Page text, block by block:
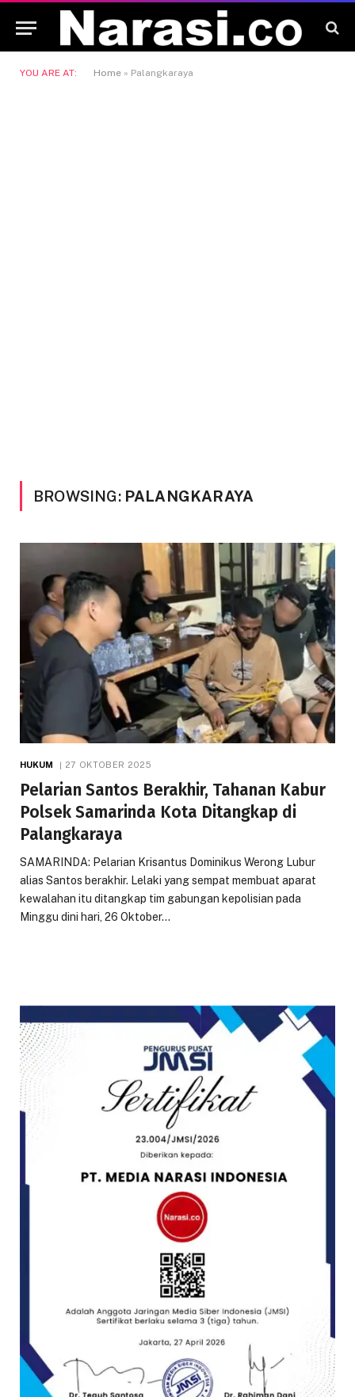
YOU ARE AT: Home » Palangkaraya
BROWSING: PALANGKARAYA
HUKUM 27 OKTOBER 2025
Pelarian Santos Berakhir, Tahanan Kabur
Polsek Samarinda Kota Ditangkap di
Palangkaraya
SAMARINDA: Pelarian Krisantus Dominikus Werong Lubur
alias Santos berakhir. Lelaki yang sempat membuat aparat
kewalahan itu ditangkap tim gabungan kepolisian pada
Minggu dini hari, 26 Oktober…